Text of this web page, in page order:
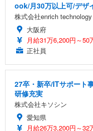
ook/月30万以上可/デザ
株式会社enrich technology
大阪府
月給31万6,200円～50
正社員
27卒・新卒/ITサポート
研修充実
株式会社キソシン
愛知県
月給26万3,200円～32